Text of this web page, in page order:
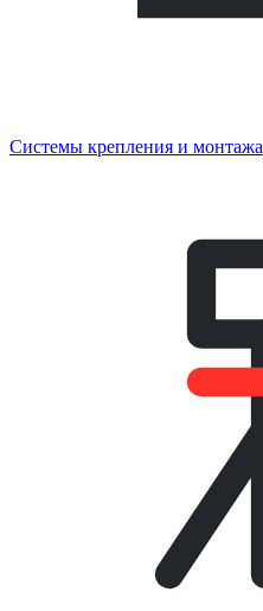
Системы крепления и монтажа